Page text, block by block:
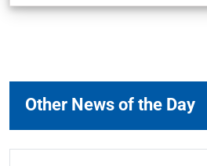
Other News of the Day